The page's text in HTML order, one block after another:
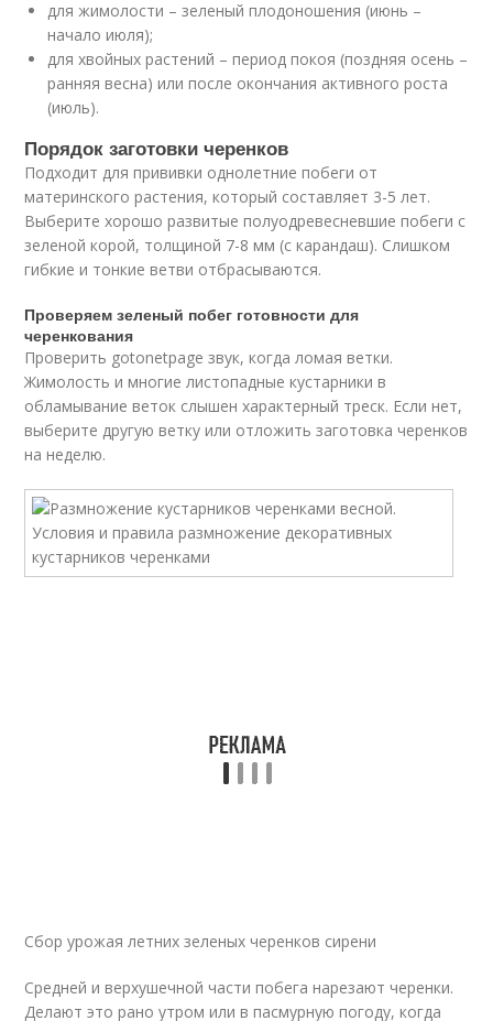
для жимолости – зеленый плодоношения (июнь –
начало июля);
для хвойных растений – период покоя (поздняя осень –
ранняя весна) или после окончания активного роста
(июль).
Порядок заготовки черенков
Подходит для прививки однолетние побеги от
материнского растения, который составляет 3-5 лет.
Выберите хорошо развитые полуодревесневшие побеги с
зеленой корой, толщиной 7-8 мм (с карандаш). Слишком
гибкие и тонкие ветви отбрасываются.
Проверяем зеленый побег готовности для
черенкования
Проверить gotonetpage звук, когда ломая ветки.
Жимолость и многие листопадные кустарники в
обламывание веток слышен характерный треск. Если нет,
выберите другую ветку или отложить заготовка черенков
на неделю.
Сбор урожая летних зеленых черенков сирени
Средней и верхушечной части побега нарезают черенки.
Делают это рано утром или в пасмурную погоду, когда